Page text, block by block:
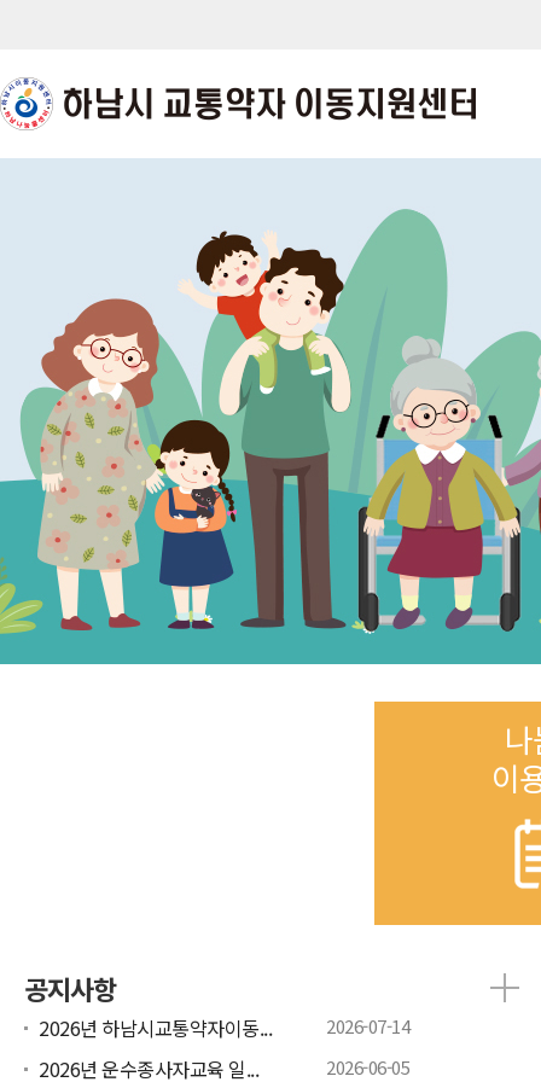
이
공지사항
2026년 하남시교통약자이동... 2026-07-14
2026년 운수종사자교육 일... 2026-06-05